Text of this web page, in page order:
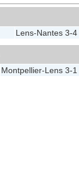
Lens-Nantes 3-4
Montpellier-Lens 3-1